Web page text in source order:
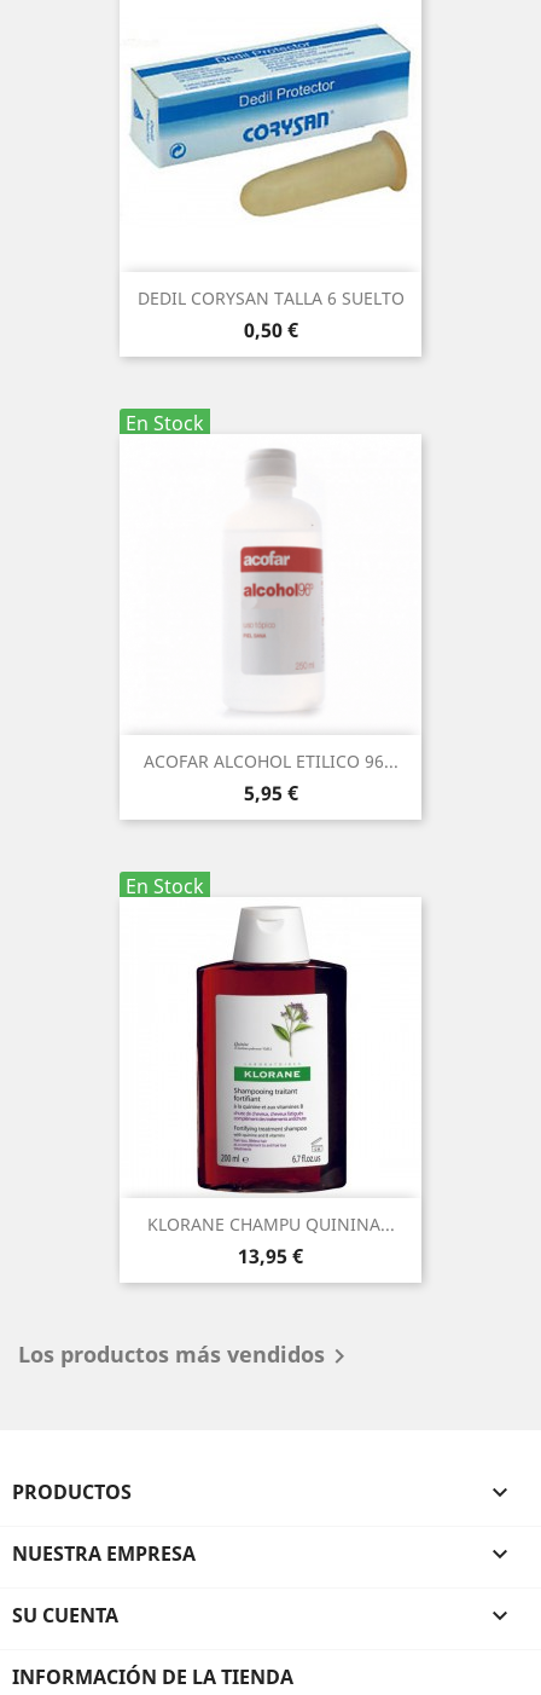
DEDIL CORYSAN TALLA 6 SUELTO
Precio
0,50 €
En Stock
ACOFAR ALCOHOL ETILICO 96...
Precio
5,95 €
En Stock
KLORANE CHAMPU QUININA...
Precio
13,95 €
Los productos más vendidos 
PRODUCTOS 
NUESTRA EMPRESA 
SU CUENTA 
INFORMACIÓN DE LA TIENDA